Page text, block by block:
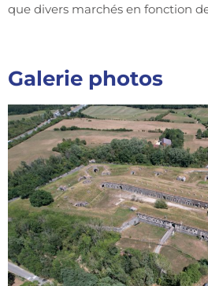
que divers marchés en fonction
Galerie photos